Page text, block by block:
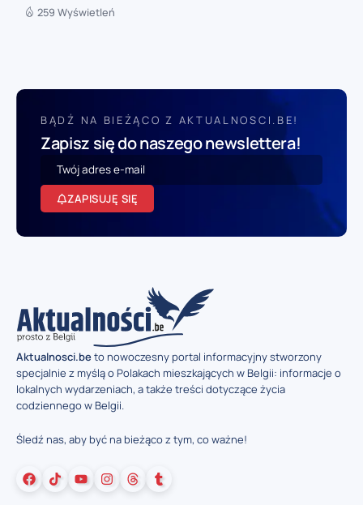
259 Wyświetleń
BĄDŹ NA BIEŻĄCO Z AKTUALNOSCI.BE!
Zapisz się do naszego newslettera!
ZAPISUJĘ SIĘ
Aktualnosci.beto nowoczesny portal informacyjny stworzony
specjalnie z myślą o Polakach mieszkających w Belgii: informacje o
lokalnych wydarzeniach, a także treści dotyczące życia
codziennego w Belgii.
Śledź nas, aby być na bieżąco z tym, co ważne!